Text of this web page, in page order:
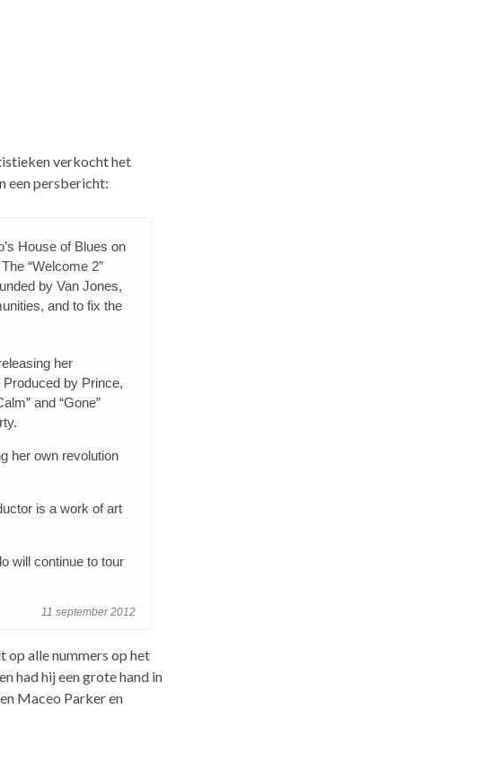
verkocht het
een persbericht:
House of Blues on
“Welcome 2”
by Van Jones,
and to fix the
her
by Prince,
and “Gone”
her own revolution
is a work of art
will continue to tour
11 september 2012
op alle nummers op het
had hij een grote hand in
Maceo Parker en